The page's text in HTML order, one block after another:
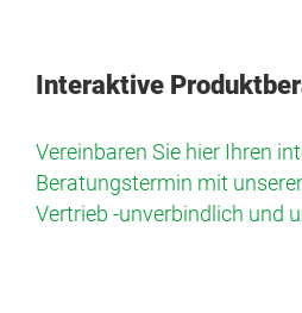
Interaktive
Vereinbaren Sie hier Ihren
Beratungstermin mit
Vertrieb -unverbindlich und